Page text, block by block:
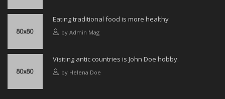
Eating traditional food is more healthy
by Admin Mag
Visiting antic countries is John Doe hobby.
by Helena Doe